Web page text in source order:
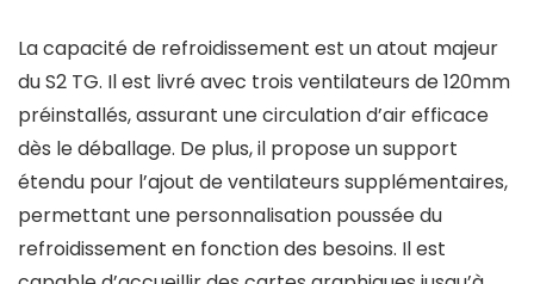
La capacité de refroidissement est un atout majeur
du S2 TG. Il est livré avec trois ventilateurs de 120mm
préinstallés, assurant une circulation d’air efficace
dès le déballage. De plus, il propose un support
étendu pour l’ajout de ventilateurs supplémentaires,
permettant une personnalisation poussée du
refroidissement en fonction des besoins. Il est